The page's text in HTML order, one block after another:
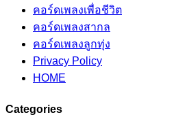
คอร์ดเพลงเพื่อชีวิต
คอร์ดเพลงสากล
คอร์ดเพลงลูกทุ่ง
Privacy Policy
HOME
Categories